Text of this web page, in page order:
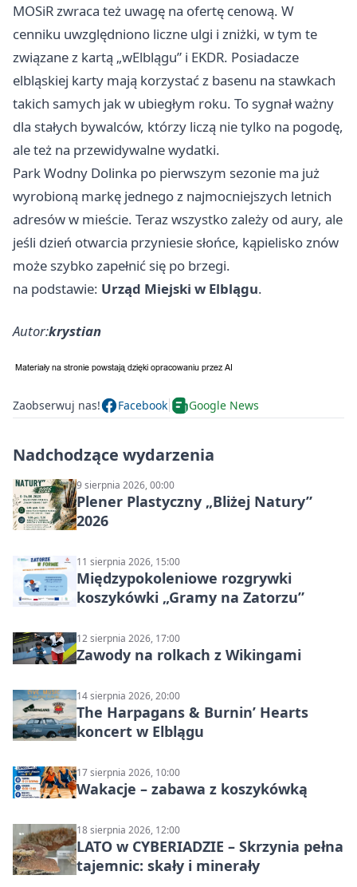
MOSiR zwraca też uwagę na ofertę cenową. W
cenniku uwzględniono liczne ulgi i zniżki, w tym te
związane z kartą „wElblągu” i EKDR. Posiadacze
elbląskiej karty mają korzystać z basenu na stawkach
takich samych jak w ubiegłym roku. To sygnał ważny
dla stałych bywalców, którzy liczą nie tylko na pogodę,
ale też na przewidywalne wydatki.
Park Wodny Dolinka po pierwszym sezonie ma już
wyrobioną markę jednego z najmocniejszych letnich
adresów w mieście. Teraz wszystko zależy od aury, ale
jeśli dzień otwarcia przyniesie słońce, kąpielisko znów
może szybko zapełnić się po brzegi.
na podstawie: Urząd Miejski w Elblągu.
Autor:krystian
Zaobserwuj nas! Facebook Google News
Nadchodzące wydarzenia
9 sierpnia 2026, 00:00
Plener Plastyczny „Bliżej Natury”
2026
11 sierpnia 2026, 15:00
Międzypokoleniowe rozgrywki
koszykówki „Gramy na Zatorzu”
12 sierpnia 2026, 17:00
Zawody na rolkach z Wikingami
14 sierpnia 2026, 20:00
The Harpagans & Burnin’ Hearts
koncert w Elblągu
17 sierpnia 2026, 10:00
Wakacje – zabawa z koszykówką
18 sierpnia 2026, 12:00
LATO w CYBERIADZIE – Skrzynia pełna
tajemnic: skały i minerały